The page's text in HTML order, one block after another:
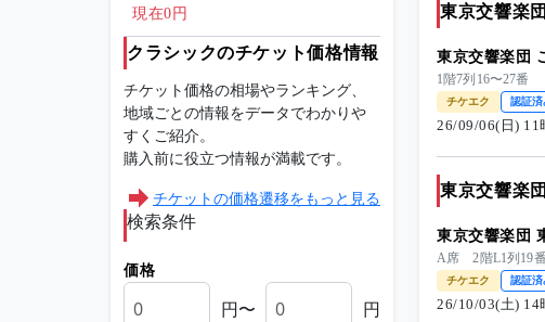
東京交響楽
東京交響楽団
1階7列16〜27番
チケエク 認証済
26/09/06(日) 11
東京交響楽
東京交響楽団
A席 2階L1列19
チケエク 認証済
26/10/03(土) 14
現在0円
クラシックのチケット価格情報
チケット価格の相場やランキング、
地域ごとの情報をデータでわかりや
すくご紹介。
購入前に役立つ情報が満載です。
チケットの価格遷移をもっと見る
検索条件
価格
円〜 円